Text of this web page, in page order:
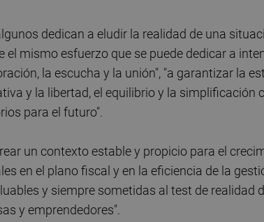
dedican a eludir la realidad de una
mismo esfuerzo que se puede dedicar a
la escucha y la unión", "a garantizar la
y la libertad, el equilibrio y la simplificación
para el futuro".
un contexto estable y propicio para el
en el plano fiscal y en la eficiencia de la
y siempre sometidas al test de realidad
y emprendedores".